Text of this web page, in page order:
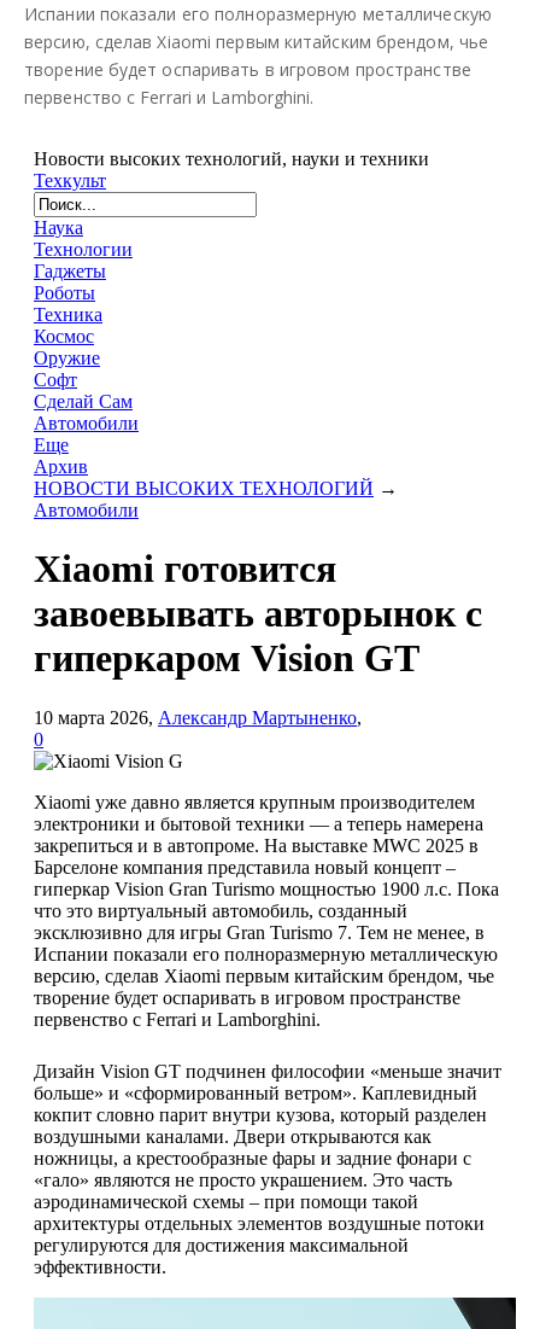
Испании показали его полноразмерную металлическую
версию, сделав Xiaomi первым китайским брендом, чье
творение будет оспаривать в игровом пространстве
первенство с Ferrari и Lamborghini.